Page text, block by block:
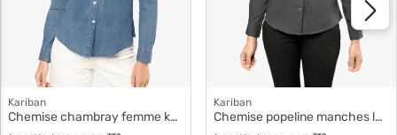
Kariban
Chemise chambray femme k509
Kariban
Chemise popeline manches longues femme k542